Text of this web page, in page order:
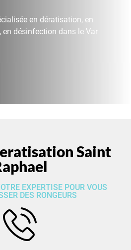
en dératisation, en
désinfection dans le Var
Saint
EXPERTISE POUR VOUS
DES RONGEURS